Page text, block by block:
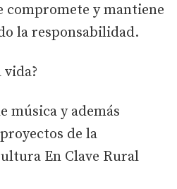
compromete y mantiene
la responsabilidad.
vida?
música y además
de la
En Clave Rural